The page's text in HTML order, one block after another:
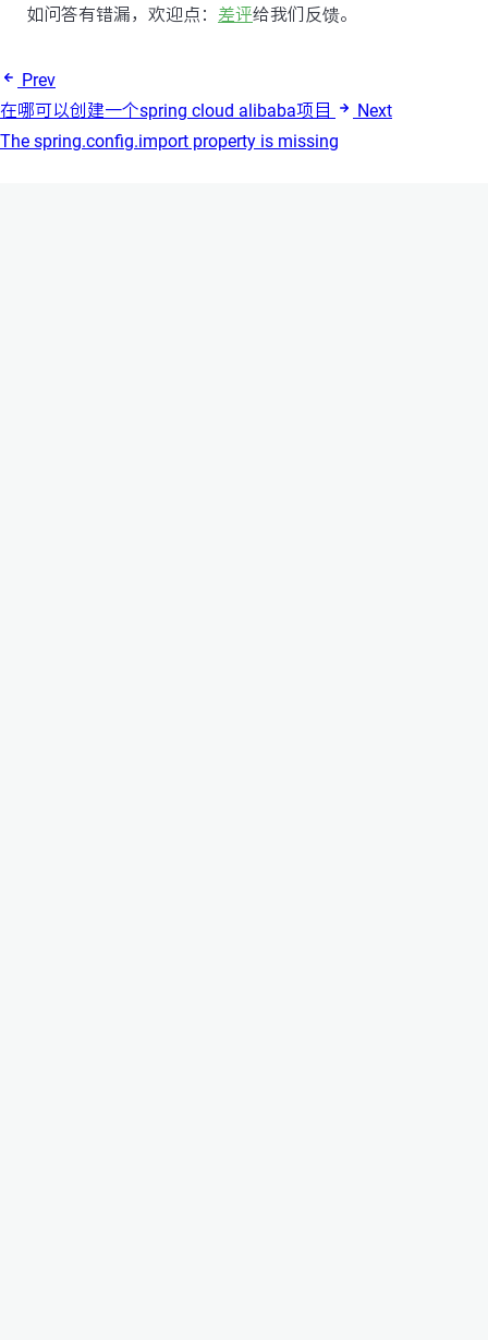
如问答有错漏，欢迎点： 差评给我们反馈。
Prev
在哪可以创建一个spring cloud alibaba项目
Next
The spring.config.import property is missing